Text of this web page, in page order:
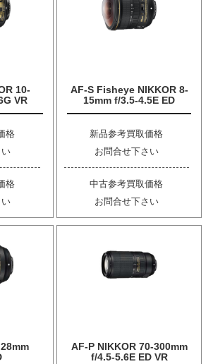
10-
VR
格
格
AF-S Fisheye NIKKOR 8-
15mm f/3.5-4.5E ED
新品参考買取価格
お問合せ下さい
中古参考買取価格
お問合せ下さい
AF-P NIKKOR 70-300mm
f/4.5-5.6E ED VR